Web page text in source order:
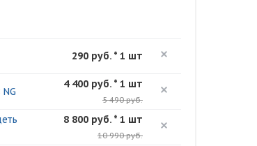
290 руб. * 1 шт
4 400 руб. * 1 шт
5 490 руб.
8 800 руб. * 1 шт
10 990 руб.